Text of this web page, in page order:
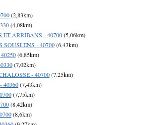
(2,83km)
(4,08km)
ET ARRIBANS - 40700(5,06km)
SOUSLENS - 40700(6,43km)
(6,85km)
(7,02km)
- 40700(7,25km)
40360(7,43km)
(7,75km)
(8,42km)
(8,6km)